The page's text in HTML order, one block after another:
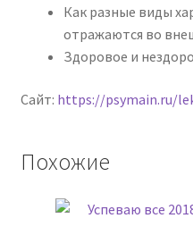
Как разные виды
отражаются во
Здоровое и
Сайт: https://psymain.ru/
Похожие